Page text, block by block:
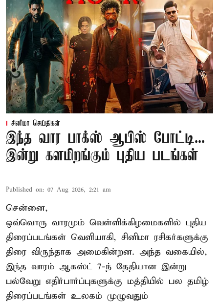
சினிமா செய்திகள்
இந்த வார பாக்ஸ் ஆபிஸ் போட்டி...
இன்று களமிறங்கும் புதிய படங்கள்
Published on: 07 Aug 2026, 2:21 am
சென்னை,
ஒவ்வொரு வாரமும் வெள்ளிக்கிழமைகளில் புதிய
திரைப்படங்கள் வெளியாகி, சினிமா ரசிகர்களுக்கு
திரை விருந்தாக அமைகின்றன. அந்த வகையில்,
இந்த வாரம் ஆகஸ்ட் 7-ந் தேதியான இன்று
பல்வேறு எதிர்பார்ப்புகளுக்கு மத்தியில் பல தமிழ்
திரைப்படங்கள் உலகம் முழுவதும்